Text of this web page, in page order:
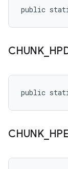
public
CHUNK_
public
CHUNK_